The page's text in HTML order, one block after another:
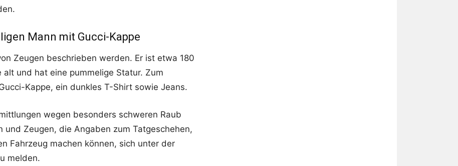
Mann mit Gucci-Kappe
Zeugen beschrieben werden. Er ist etwa 180
und hat eine pummelige Statur. Zum
Kappe, ein dunkles T-Shirt sowie Jeans.
wegen besonders schweren Raub
Zeugen, die Angaben zum Tatgeschehen,
Fahrzeug machen können, sich unter der
melden.